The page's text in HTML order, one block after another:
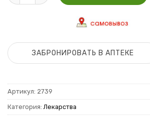
ЗАБРОНИРОВАТЬ В АПТЕКЕ
Артикул: 2739
Категория:Лекарства